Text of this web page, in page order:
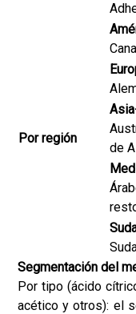
Por región
de
Segmentación del
Por tipo (ácido
acético y otros): el